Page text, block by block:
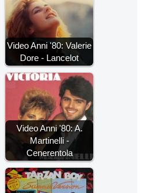
Video Anni '80: Valerie
Dore - Lancelot
Video Anni '80: A.
Martinelli -
Cenerentola